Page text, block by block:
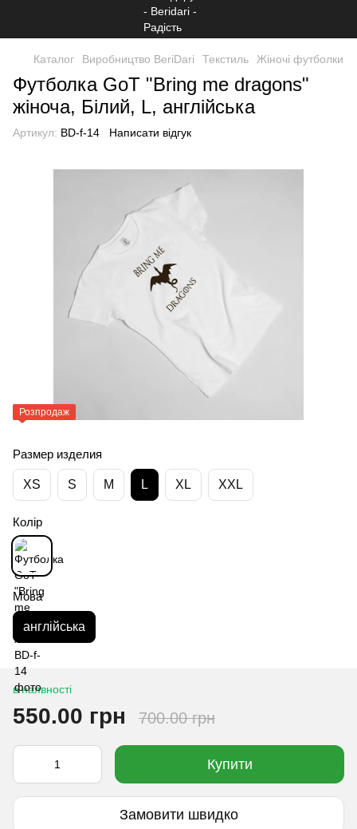
Каталог Виробництво BeriDari Текстиль Жіночі футболки
Футболка GoT "Bring me dragons"
жіноча, Білий, L, англійська
Артикул: BD-f-14 Написати відгук
Розпродаж
Размер изделия
XS S M L XL XXL
Колір
Мова
англійська
в наявності
550.00 грн 700.00 грн
Купити
Замовити швидко